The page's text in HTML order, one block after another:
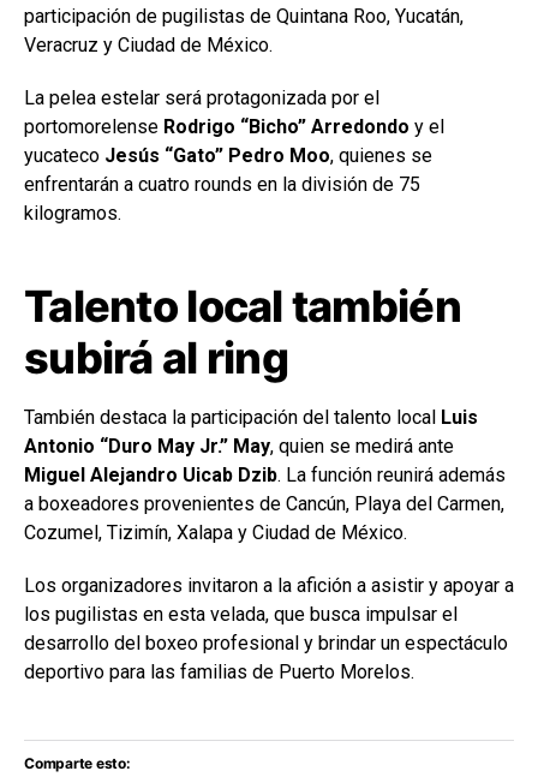
participación de pugilistas de Quintana Roo, Yucatán,
Veracruz y Ciudad de México.
La pelea estelar será protagonizada por el
portomorelense Rodrigo “Bicho” Arredondo y el
yucateco Jesús “Gato” Pedro Moo, quienes se
enfrentarán a cuatro rounds en la división de 75
kilogramos.
Talento local también
subirá al ring
También destaca la participación del talento local Luis
Antonio “Duro May Jr.” May, quien se medirá ante
Miguel Alejandro Uicab Dzib. La función reunirá además
a boxeadores provenientes de Cancún, Playa del Carmen,
Cozumel, Tizimín, Xalapa y Ciudad de México.
Los organizadores invitaron a la afición a asistir y apoyar a
los pugilistas en esta velada, que busca impulsar el
desarrollo del boxeo profesional y brindar un espectáculo
deportivo para las familias de Puerto Morelos.
Comparte esto: